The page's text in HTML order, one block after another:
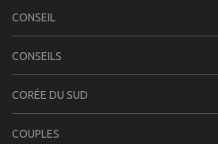
CONSEIL
CONSEILS
CORÉE DU SUD
COUPLES